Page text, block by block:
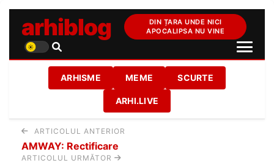
arhiblog
DIN ȚARA UNDE NICI
APOCALIPSA NU VINE
ARHISME MEME SCURTE
ARHI.LIVE
ARTICOLUL ANTERIOR
AMWAY: Rectificare
ARTICOLUL URMĂTOR